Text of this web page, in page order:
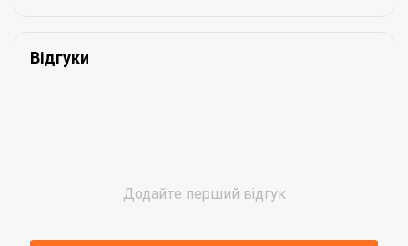
Відгуки
Додайте перший відгук